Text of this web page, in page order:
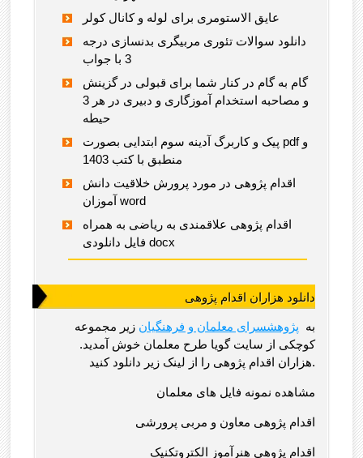
عایق الاستومری برای لوله و کانال کولر
دانلود سوالات تئوری مربیگری بدنسازی درجه
3 با جواب
گام به گام در کنار شما برای قبولی در گزینش
و مصاحبه استخدام آموزگاری و دبیری در هر 3
حیطه
پیک و کاربرگ آدینه سوم ابتدایی بصورت pdf و
منطبق با کتب 1403
اقدام پژوهی در مورد پرورش خلاقیت دانش
آموزان word
اقدام پژوهی علاقمندی به ریاضی به همراه
فایل دانلودی docx
دانلود هزاران اقدام پژوهی
به پژوهشسرای معلمان و فرهنگیان زیر مجموعه
کوچکی از سایت گویا طرح معلمان خوش آمدید.
هزاران اقدام پژوهی را از لینک زیر دانلود کنید.
مشاهده نمونه فایل های معلمان
اقدام پژوهی معاون و مربی پرورشی
اقدام پژوهی هنرآموز الکتروتکنیک